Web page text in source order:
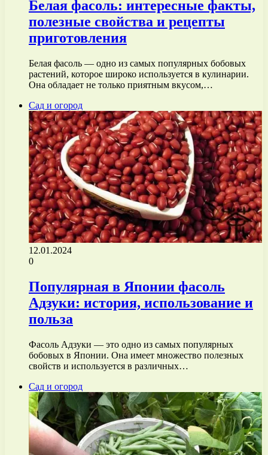
Белая фасоль: интересные факты,
полезные свойства и рецепты
приготовления
Белая фасоль — одно из самых популярных бобовых
растений, которое широко используется в кулинарии.
Она обладает не только приятным вкусом,…
Сад и огород
12.01.2024
0
Популярная в Японии фасоль
Адзуки: история, использование и
польза
Фасоль Адзуки — это одно из самых популярных
бобовых в Японии. Она имеет множество полезных
свойств и используется в различных…
Сад и огород